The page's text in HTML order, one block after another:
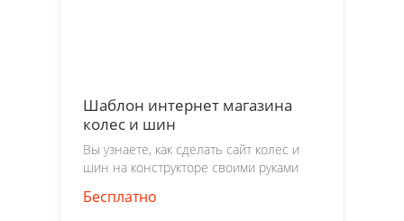
Шаблон интернет магазина
колес и шин
Вы узнаете, как сделать сайт колес и
шин на конструкторе своими руками
Бесплатно